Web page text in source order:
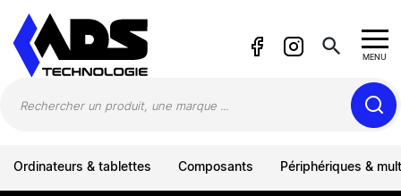
search MENU
Ordinateurs & tablettes Composants Périphériques &